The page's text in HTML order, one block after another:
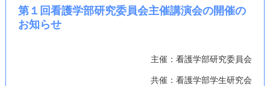
第１回看護学部研究委員会主催講演会の開催の
お知らせ
主催：看護学部研究委員会
共催：看護学部学生研究会